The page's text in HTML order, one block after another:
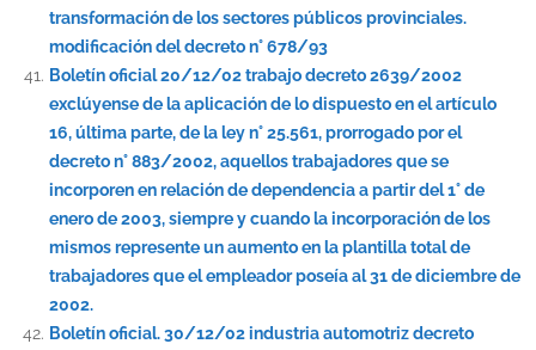
transformación de los sectores públicos provinciales.
modificación del decreto n° 678/93
Boletín oficial 20/12/02 trabajo decreto 2639/2002
exclúyense de la aplicación de lo dispuesto en el artículo
16, última parte, de la ley n° 25.561, prorrogado por el
decreto n° 883/2002, aquellos trabajadores que se
incorporen en relación de dependencia a partir del 1° de
enero de 2003, siempre y cuando la incorporación de los
mismos represente un aumento en la plantilla total de
trabajadores que el empleador poseía al 31 de diciembre de
2002.
Boletín oficial. 30/12/02 industria automotriz decreto